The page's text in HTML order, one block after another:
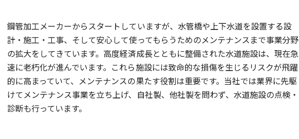
鋼管加工メーカーからスタートしていますが、水管橋や上下水道を設置する設
計・施工・工事、そして安心して使ってもらうためのメンテナンスまで事業分野
の拡大をしてきています。高度経済成長とともに整備された水道施設は、現在急
速に老朽化が進んでいます。これら施設には致命的な損傷を生じるリスクが飛躍
的に高まっていて、メンテナンスの果たす役割は重要です。当社では業界に先駆
けてメンテナンス事業を立ち上げ、自社製、他社製を問わず、水道施設の点検・
診断も行っています。